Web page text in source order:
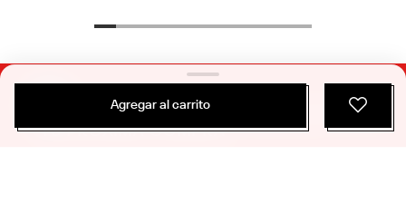
Agregar al carrito